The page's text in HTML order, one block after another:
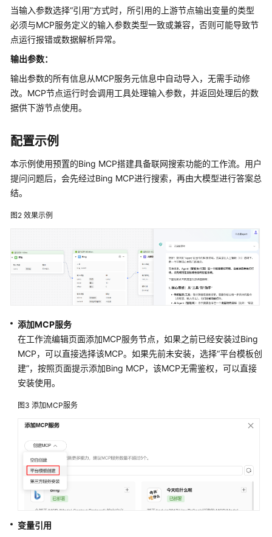
对
话
型
作
流
和
务
工
作
工
搭
建
工
作
流
使
用
作
流
管
理
作
当输入参数选择“引用”方式时，所引用的上游节点输出变量的类型
必须与MCP服务定义的输入参数类型一致或兼容，否则可能导致节
点运行报错或数据解析异常。
输出参数：
输出参数的所有信息从MCP服务元信息中自动导入，无需手动修
改。MCP节点运行时会调用工具处理输入参数，并返回处理后的数
据供下游节点使用。
配置示例
本示例使用预置的Bing MCP搭建具备联网搜索功能的工作流。用户
提问问题后，会先经过Bing MCP进行搜索，再由大模型进行答案总
结。
图2 效果示例
添加MCP服务
在工作流编辑页面添加MCP服务节点，如果之前已经安装过Bing
MCP，可以直接选择该MCP。如果先前未安装，选择“平台模板创
建”，按照页面提示添加Bing MCP，该MCP无需鉴权，可以直接
安装使用。
图3 添加MCP服务
变量引用